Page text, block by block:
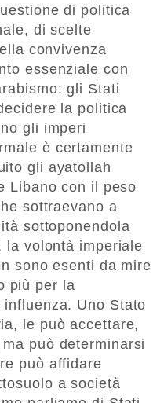
di politica
di scelte
convivenza
essenziale con
gli Stati
la politica
gli imperi
è certamente
gli ayatollah
Libano con il peso
sottraevano a
sottoponendola
la volontà imperiale
sono esenti da mire
più per la
Uno Stato
le può accettare,
può determinarsi
può affidare
a società